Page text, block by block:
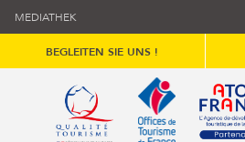
MEDIATHEK
BEGLEITEN SIE UNS !
Qualité tourisme (s'ouvre
Office de